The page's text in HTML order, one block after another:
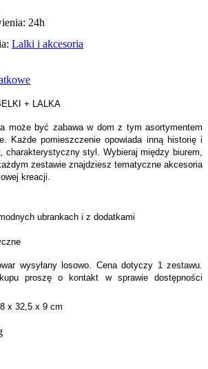
24h
Lalki i akcesoria
+ LALKA
może być zabawa w dom z tym asortymentem
Każde pomieszczenie opowiada inną historię i
charakterystyczny styl. Wybieraj między biurem,
zestawie znajdziesz tematyczne akcesoria
kreacji.
ubrankach i z dodatkami
wysyłany losowo. Cena dotyczy 1 zestawu.
proszę o kontakt w sprawie dostępności
x 32,5 x 9 cm